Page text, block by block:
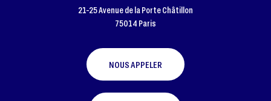
21-25 Avenue de la Porte Châtillon
75014 Paris
NOUS APPELER